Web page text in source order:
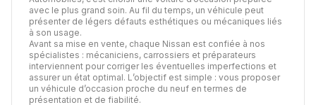
avec le plus grand soin. Au fil du temps, un véhicule peut
présenter de légers défauts esthétiques ou mécaniques liés
à son usage.
Avant sa mise en vente, chaque Nissan est confiée à nos
spécialistes : mécaniciens, carrossiers et préparateurs
interviennent pour corriger les éventuelles imperfections et
assurer un état optimal. L’objectif est simple : vous proposer
un véhicule d’occasion proche du neuf en termes de
présentation et de fiabilité.